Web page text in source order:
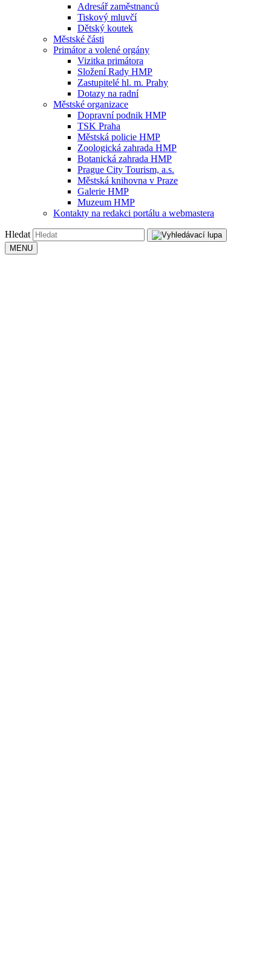
Adresář zaměstnanců
Tiskový mluvčí
Dětský koutek
Městské části
Primátor a volené orgány
Vizitka primátora
Složení Rady HMP
Zastupitelé hl. m. Prahy
Dotazy na radní
Městské organizace
Dopravní podnik HMP
TSK Praha
Městská policie HMP
Zoologická zahrada HMP
Botanická zahrada HMP
Prague City Tourism, a.s.
Městská knihovna v Praze
Galerie HMP
Muzeum HMP
Kontakty na redakci portálu a webmastera
Hledat
MENU